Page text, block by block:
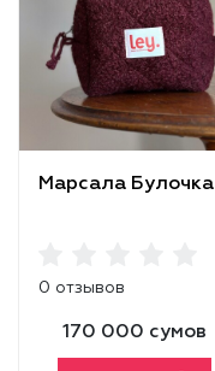
Марсала Булочка
0 отзывов
170 000 сумов